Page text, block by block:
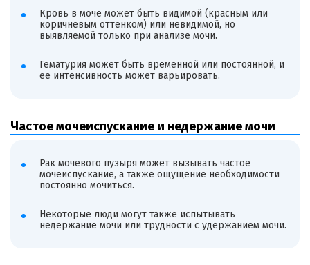
Кровь в моче может быть видимой (красным или
коричневым оттенком) или невидимой, но
выявляемой только при анализе мочи.
Гематурия может быть временной или постоянной, и
ее интенсивность может варьировать.
Частое мочеиспускание и недержание мочи
Рак мочевого пузыря может вызывать частое
мочеиспускание, а также ощущение необходимости
постоянно мочиться.
Некоторые люди могут также испытывать
недержание мочи или трудности с удержанием мочи.